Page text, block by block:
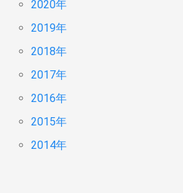
2020年
2019年
2018年
2017年
2016年
2015年
2014年